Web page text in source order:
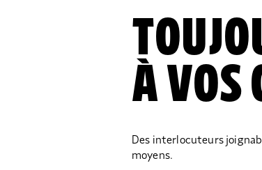
À VOS
Des interlocuteurs
moyens.